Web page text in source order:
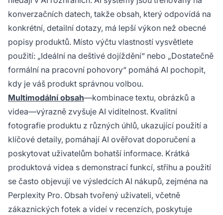
konverzačních datech, takže obsah, který odpovídá na
konkrétní, detailní dotazy, má lepší výkon než obecné
popisy produktů. Místo výčtu vlastností vysvětlete
použití: „Ideální na deštivé dojíždění“ nebo „Dostatečně
formální na pracovní pohovory“ pomáhá AI pochopit,
kdy je váš produkt správnou volbou.
Multimodální obsah—kombinace textu, obrázků a
videa—výrazně zvyšuje AI viditelnost. Kvalitní
fotografie produktu z různých úhlů, ukazující použití a
klíčové detaily, pomáhají AI ověřovat doporučení a
poskytovat uživatelům bohatší informace. Krátká
produktová videa s demonstrací funkcí, střihu a použití
se často objevují ve výsledcích AI nákupů, zejména na
Perplexity Pro. Obsah tvořený uživateli, včetně
zákaznických fotek a videí v recenzích, poskytuje